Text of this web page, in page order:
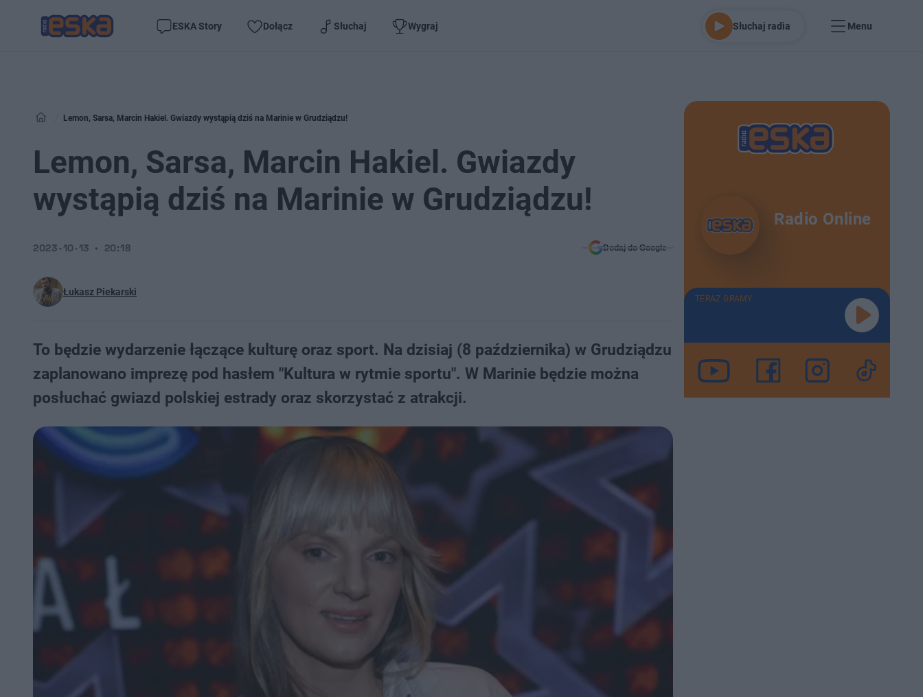
ESKA Story Dołącz Słuchaj Wygraj Słuchaj radia Menu
Lemon, Sarsa, Marcin Hakiel. Gwiazdy wystąpią dziś na Marinie w Grudziądzu!
Lemon, Sarsa, Marcin Hakiel. Gwiazdy
wystąpią dziś na Marinie w Grudziądzu!
Łukasz Piekarski
2023-10-13 20:18 Dodaj do Google
To będzie wydarzenie łączące kulturę oraz sport. Na dzisiaj (8 października) w Grudziądzu
zaplanowano imprezę pod hasłem "Kultura w rytmie sportu". W Marinie będzie można
posłuchać gwiazd polskiej estrady oraz skorzystać z atrakcji.
Radio Online
TERAZ GRAMY